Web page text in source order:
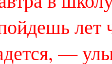
лет
—